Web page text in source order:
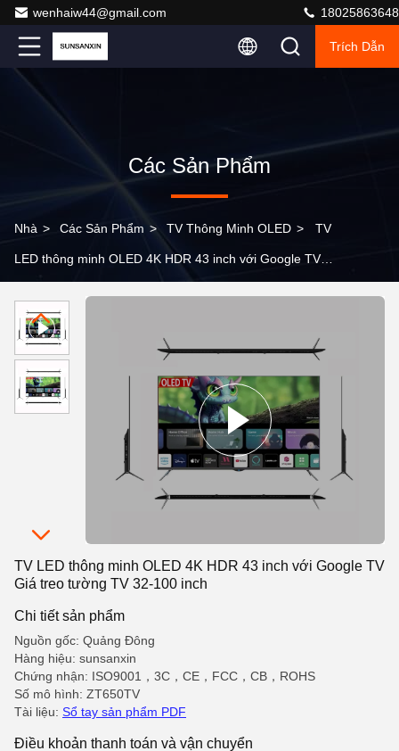
wenhaiw44@gmail.com 18025863648
Trích Dẫn
Các Sản Phẩm
Nhà > Các Sản Phẩm > TV Thông Minh OLED > TV
LED thông minh OLED 4K HDR 43 inch với Google TV
TV LED thông minh OLED 4K HDR 43 inch với Google TV
Giá treo tường TV 32-100 inch
Chi tiết sản phẩm
Nguồn gốc: Quảng Đông
Hàng hiệu: sunsanxin
Chứng nhận: ISO9001，3C，CE，FCC，CB，ROHS
Số mô hình: ZT650TV
Tài liệu: Sổ tay sản phẩm PDF
Điều khoản thanh toán và vận chuyển